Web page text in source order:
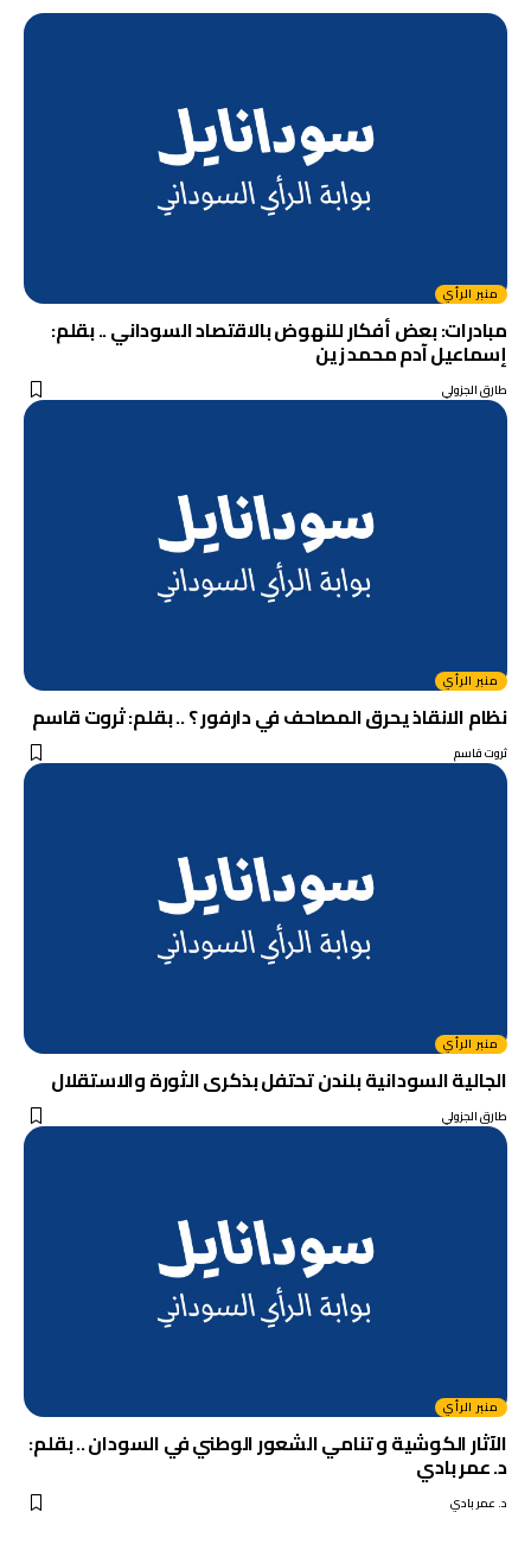
منبر الرأي
مبادرات: بعض أفكار للنهوض بالاقتصاد السوداني .. بقلم:
إسماعيل آدم محمد زين
طارق الجزولي
منبر الرأي
نظام الانقاذ يحرق المصاحف في دارفور ؟ .. بقلم: ثروت قاسم
ثروت قاسم
منبر الرأي
الجالية السودانية بلندن تحتفل بذكرى الثورة والاستقلال
طارق الجزولي
منبر الرأي
الآثار الكوشية و تنامي الشعور الوطني في السودان .. بقلم:
د. عمر بادي
د. عمر بادي